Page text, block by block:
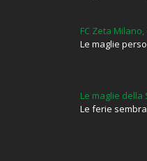
FC Zeta
Le maglie
Le maglie della
Le ferie